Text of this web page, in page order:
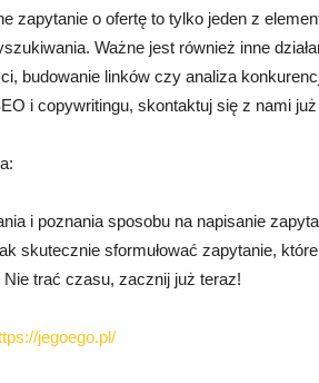
zapytanie o ofertę to tylko jeden z
Ważne jest również inne
budowanie linków czy analiza
i copywritingu, skontaktuj się z nami
i poznania sposobu na napisanie
skutecznie sformułować zapytanie,
trać czasu, zacznij już teraz!
jegoego.pl/